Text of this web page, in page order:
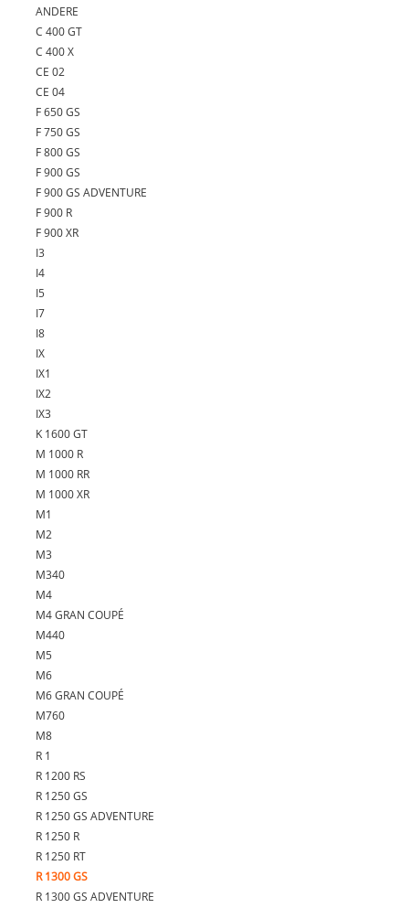
ANDERE
C 400 GT
C 400 X
CE 02
CE 04
F 650 GS
F 750 GS
F 800 GS
F 900 GS
F 900 GS ADVENTURE
F 900 R
F 900 XR
I3
I4
I5
I7
I8
IX
IX1
IX2
IX3
K 1600 GT
M 1000 R
M 1000 RR
M 1000 XR
M1
M2
M3
M340
M4
M4 GRAN COUPÉ
M440
M5
M6
M6 GRAN COUPÉ
M760
M8
R 1
R 1200 RS
R 1250 GS
R 1250 GS ADVENTURE
R 1250 R
R 1250 RT
R 1300 GS
R 1300 GS ADVENTURE